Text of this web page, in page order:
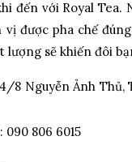
đến với Royal Tea.
vị được pha chế
lượng sẽ khiến đôi
8 Nguyễn Ảnh Thủ,
090 806 6015